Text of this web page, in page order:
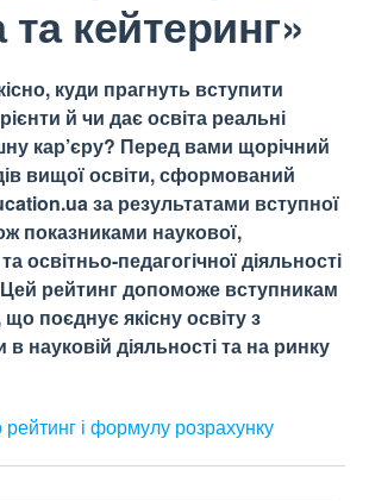
кейтеринг»
куди прагнуть вступити
й чи дає освіта реальні
кар’єру? Перед вами щорічний
вищої освіти, сформований
за результатами вступної
показниками наукової,
освітньо-педагогічної діяльності
Цей рейтинг допоможе вступникам
поєднує якісну освіту з
науковій діяльності та на ринку
і формулу розрахунку